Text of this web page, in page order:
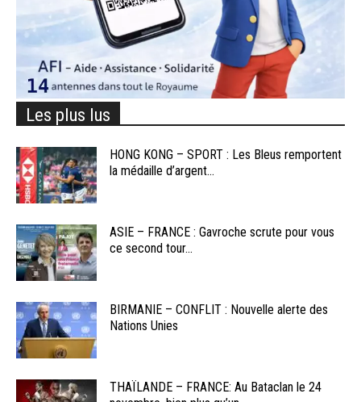
Les plus lus
HONG KONG – SPORT : Les Bleus remportent
la médaille d’argent...
ASIE – FRANCE : Gavroche scrute pour vous
ce second tour...
BIRMANIE – CONFLIT : Nouvelle alerte des
Nations Unies
THAÏLANDE – FRANCE: Au Bataclan le 24